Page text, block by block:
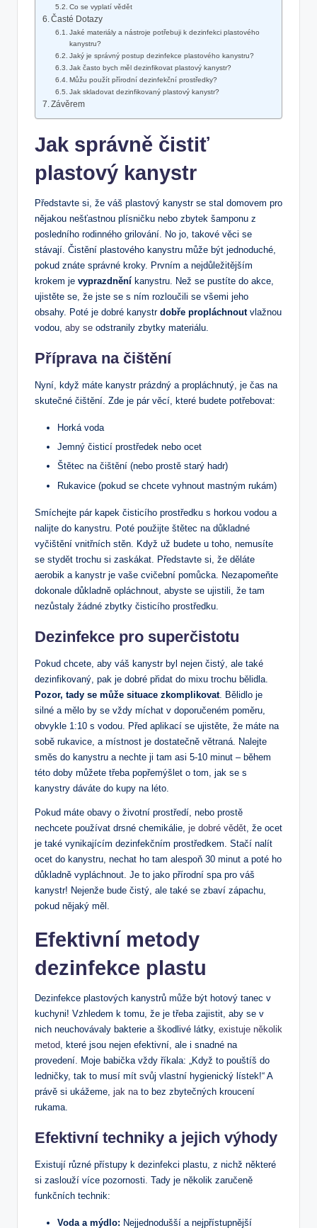
Co se vyplatí vědět
Časté Dotazy
Jaké materiály a nástroje potřebuji k dezinfekci plastového
kanystru?
Jaký je správný postup dezinfekce plastového kanystru?
Jak často bych měl dezinfikovat plastový kanystr?
Můžu použít přírodní dezinfekční prostředky?
Jak skladovat dezinfikovaný plastový kanystr?
Závěrem
Jak správně čistiť
plastový kanystr
Představte si, že váš plastový kanystr se stal domovem pro
nějakou nešťastnou plísničku nebo zbytek šamponu z
posledního rodinného grilování. No jo, takové věci se
stávají. Čistění plastového kanystru může být jednoduché,
pokud znáte správné kroky. Prvním a nejdůležitějším
krokem je vyprazdnění kanystru. Než se pustíte do akce,
ujistěte se, že jste se s ním rozloučili se všemi jeho
obsahy. Poté je dobré kanystr dobře propláchnoutvlažnou
vodou, aby se odstranily zbytky materiálu.
Příprava na čištění
Nyní, když máte kanystr prázdný a propláchnutý, je čas na
skutečné čištění. Zde je pár věcí, které budete potřebovat:
Horká voda
Jemný čisticí prostředek nebo ocet
Štětec na čištění (nebo prostě starý hadr)
Rukavice (pokud se chcete vyhnout mastným rukám)
Smíchejte pár kapek čisticího prostředku s horkou vodou a
nalijte do kanystru. Poté použijte štětec na důkladné
vyčištění vnitřních stěn. Když už budete u toho, nemusíte
se stydět trochu si zaskákat. Představte si, že děláte
aerobik a kanystr je vaše cvičební pomůcka. Nezapomeňte
dokonale důkladně opláchnout, abyste se ujistili, že tam
nezůstaly žádné zbytky čisticího prostředku.
Dezinfekce pro superčistotu
Pokud chcete, aby váš kanystr byl nejen čistý, ale také
dezinfikovaný, pak je dobré přidat do mixu trochu bělidla.
Pozor, tady se může situace zkomplikovat. Bělidlo je
silné a mělo by se vždy míchat v doporučeném poměru,
obvykle 1:10 s vodou. Před aplikací se ujistěte, že máte na
sobě rukavice, a místnost je dostatečně větraná. Nalejte
směs do kanystru a nechte ji tam asi 5-10 minut – během
této doby můžete třeba popřemýšlet o tom, jak se s
kanystry dáváte do kupy na léto.
Pokud máte obavy o životní prostředí, nebo prostě
nechcete používat drsné chemikálie, je dobré vědět , že ocet
je také vynikajícím dezinfekčním prostředkem. Stačí nalít
ocet do kanystru, nechat ho tam alespoň 30 minut a poté ho
důkladně vypláchnout. Je to jako přírodní spa pro váš
kanystr! Nejenže bude čistý, ale také se zbaví zápachu,
pokud nějaký měl.
Efektivní metody
dezinfekce plastu
Dezinfekce plastových kanystrů může být hotový tanec v
kuchyni! Vzhledem k tomu, že je třeba zajistit, aby se v
nich neuchovávaly bakterie a škodlivé látky, existuje několik
metod , které jsou nejen efektivní, ale i snadné na
provedení. Moje babička vždy říkala: „Když to pouštíš do
ledničky, tak to musí mít svůj vlastní hygienický lístek!“ A
právě si ukážeme, jak na to bez zbytečných kroucení
rukama.
Efektivní techniky a jejich výhody
Existují různé přístupy k dezinfekci plastu, z nichž některé
si zaslouží více pozornosti. Tady je několik zaručeně
funkčních technik:
Voda a mýdlo: Nejjednodušší a nejpřístupnější